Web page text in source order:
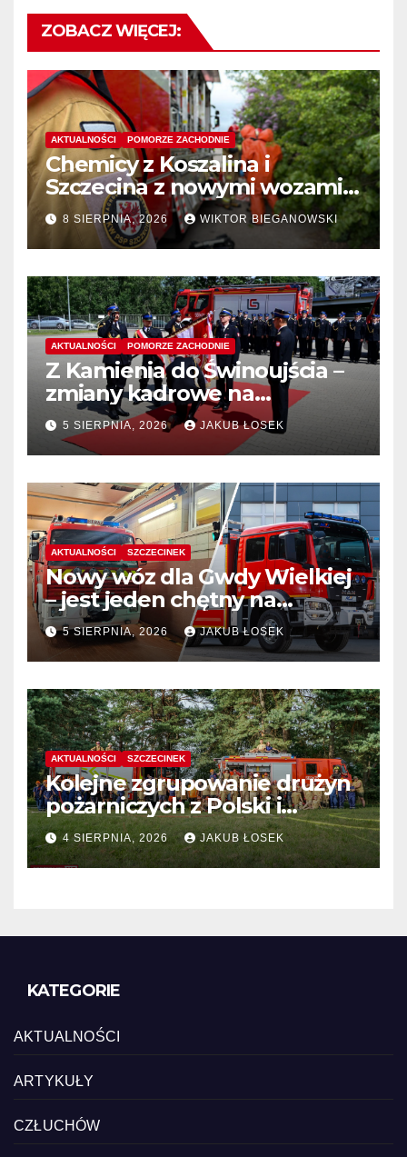
ZOBACZ WIĘCEJ:
AKTUALNOŚCI POMORZE ZACHODNIE
Chemicy z Koszalina i
Szczecina z nowymi wozami –
wyłoniono wykonawcę
8 SIERPNIA, 2026 WIKTOR BIEGANOWSKI
AKTUALNOŚCI POMORZE ZACHODNIE
Z Kamienia do Świnoujścia –
zmiany kadrowe na
stanowiskach komendantów
5 SIERPNIA, 2026 JAKUB ŁOSEK
AKTUALNOŚCI SZCZECINEK
Nowy wóz dla Gwdy Wielkiej
– jest jeden chętny na
dostawę
5 SIERPNIA, 2026 JAKUB ŁOSEK
AKTUALNOŚCI SZCZECINEK
Kolejne zgrupowanie drużyn
pożarniczych z Polski i
Niemiec w regionie
4 SIERPNIA, 2026 JAKUB ŁOSEK
KATEGORIE
AKTUALNOŚCI
ARTYKUŁY
CZŁUCHÓW